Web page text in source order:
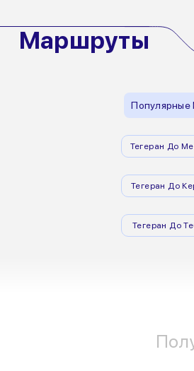
Маршруты
Тегеран До
Тегеран До
Тегеран До